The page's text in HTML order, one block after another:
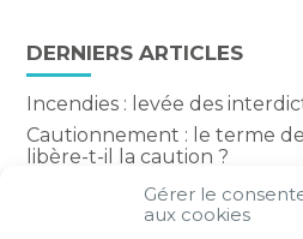
Gérer le
aux cookies
DERNIERS ARTICLES
Incendies : levée des
Cautionnement : le terme
libère-t-il la caution ?
Transport fluvial de
financière bienvenue